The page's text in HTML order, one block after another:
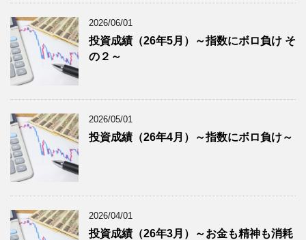
2026/06/01
投資成績（26年5月）～指数にボロ負け そ
の２～
2026/05/01
投資成績（26年4月）～指数にボロ負け～
2026/04/01
投資成績（26年3月）～お金も精神も消耗